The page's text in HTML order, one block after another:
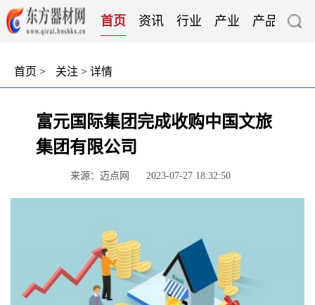
首页 资讯 行业 产业 产品 技术
首页 > 关注 > 详情
富元国际集团完成收购中国文旅
集团有限公司
来源：迈点网 2023-07-27 18:32:50